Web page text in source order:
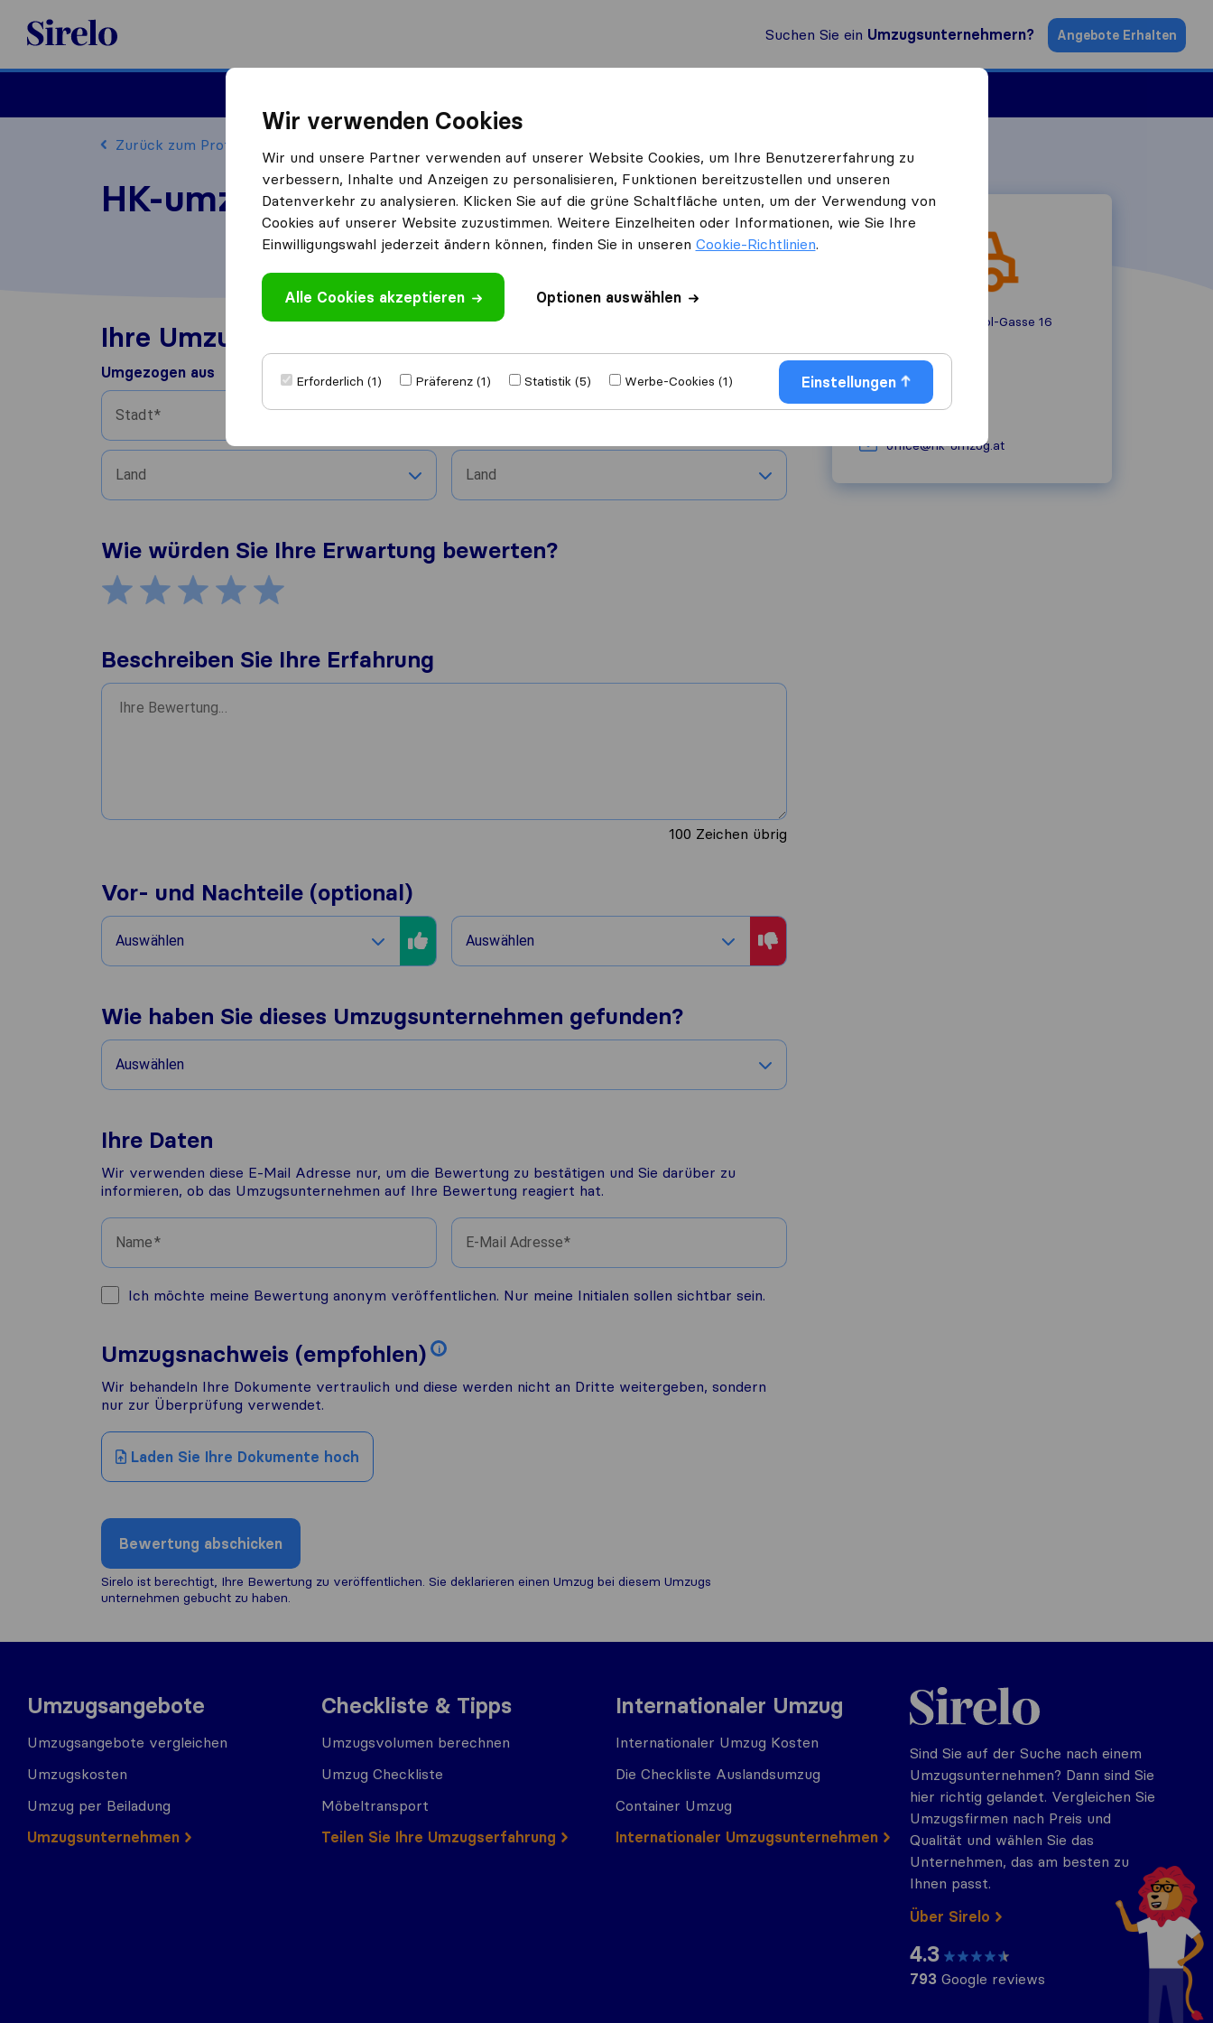
Sirelo.at
Suchen Sie ein Umzugsunternehmern? Angebote Erhalten
Zurück zum Profil
HK-umzug bewerten
Ihre Umzugserfahrung
Umgezogen aus
Stadt
Land
Umgezogen nach
Stadt
Land
Wie würden Sie Ihre Erwartung bewerten?
Beschreiben Sie Ihre Erfahrung
100 Zeichen übrig
Vor- und Nachteile (optional)
Auswählen Auswählen
Wie haben Sie dieses Umzugsunternehmen gefunden?
Auswählen
Ihre Daten
Wir verwenden diese E-Mail Adresse nur, um die Bewertung zu bestätigen und Sie darüber zu
informieren, ob das Umzugsunternehmen auf Ihre Bewertung reagiert hat.
Name E-Mail Adresse
Ich möchte meine Bewertung anonym veröffentlichen. Nur meine Initialen sollen sichtbar sein.
Umzugsnachweis (empfohlen) i
Wir behandeln Ihre Dokumente vertraulich und diese werden nicht an Dritte weitergeben, sondern
nur zur Überprüfung verwendet.
Laden Sie Ihre Dokumente hoch
Bewertung abschicken
Sirelo ist berechtigt, Ihre Bewertung zu veröffentlichen. Sie deklarieren einen Umzug bei diesem Umzugs​
unternehmen gebucht zu haben.
Heinrich-von-Buol-Gasse 16
068181786514
hk-umzug.at
office@hk-umzug.at
Umzugsangebote
Umzugsangebote vergleichen
Umzugskosten
Umzug per Beiladung
Umzugs​​unternehmen
Checkliste & Tipps
Umzugsvolumen berechnen
Umzug Checkliste
Möbeltransport
Teilen Sie Ihre Umzugserfahrung
Internationaler Umzug
Internationaler Umzug Kosten
Die Checkliste Auslandsumzug
Container Umzug
Internationaler Umzugsunternehmen
Sirelo.at
Sind Sie auf der Suche nach einem
Umzugsunternehmen? Dann sind Sie
hier richtig gelandet. Vergleichen Sie
Umzugsfirmen nach Preis und
Qualität und wählen Sie das
Unternehmen, das am besten zu
Ihnen passt.
Über Sirelo
4.3
793 Google reviews
Wir verwenden Cookies
Wir und unsere Partner verwenden auf unserer Website Cookies, um Ihre Benutzererfahrung zu
verbessern, Inhalte und Anzeigen zu personalisieren, Funktionen bereitzustellen und unseren
Datenverkehr zu analysieren. Klicken Sie auf die grüne Schaltfläche unten, um der Verwendung von
Cookies auf unserer Website zuzustimmen. Weitere Einzelheiten oder Informationen, wie Sie Ihre
Einwilligungswahl jederzeit ändern können, finden Sie in unseren Cookie-Richtlinien.
Alle Cookies akzeptieren Optionen auswählen
Erforderlich (1) Präferenz (1) Statistik (5) Werbe-Cookies (1) Einstellungen